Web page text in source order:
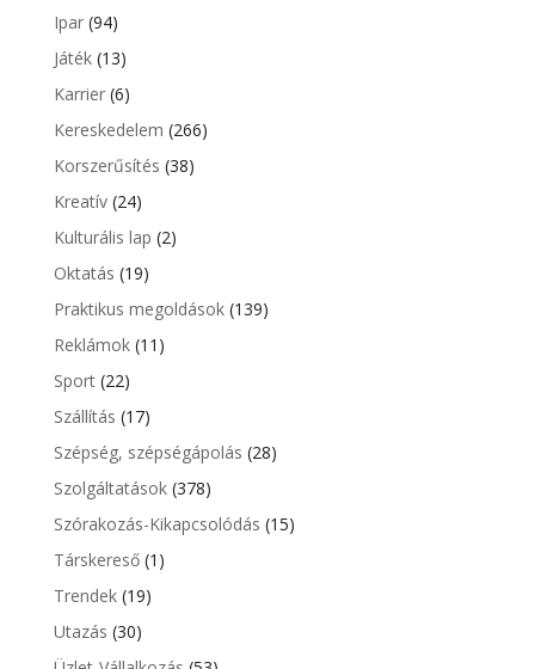
Ipar(94)
Játék(13)
Karrier(6)
Kereskedelem (266)
Korszerűsítés (38)
Kreatív(24)
Kulturális lap (2)
Oktatás (19)
Praktikus megoldások(139)
Reklámok(11)
Sport(22)
Szállítás (17)
Szépség, szépségápolás (28)
Szolgáltatások(378)
Szórakozás-Kikapcsolódás (15)
Társkereső(1)
Trendek(19)
Utazás (30)